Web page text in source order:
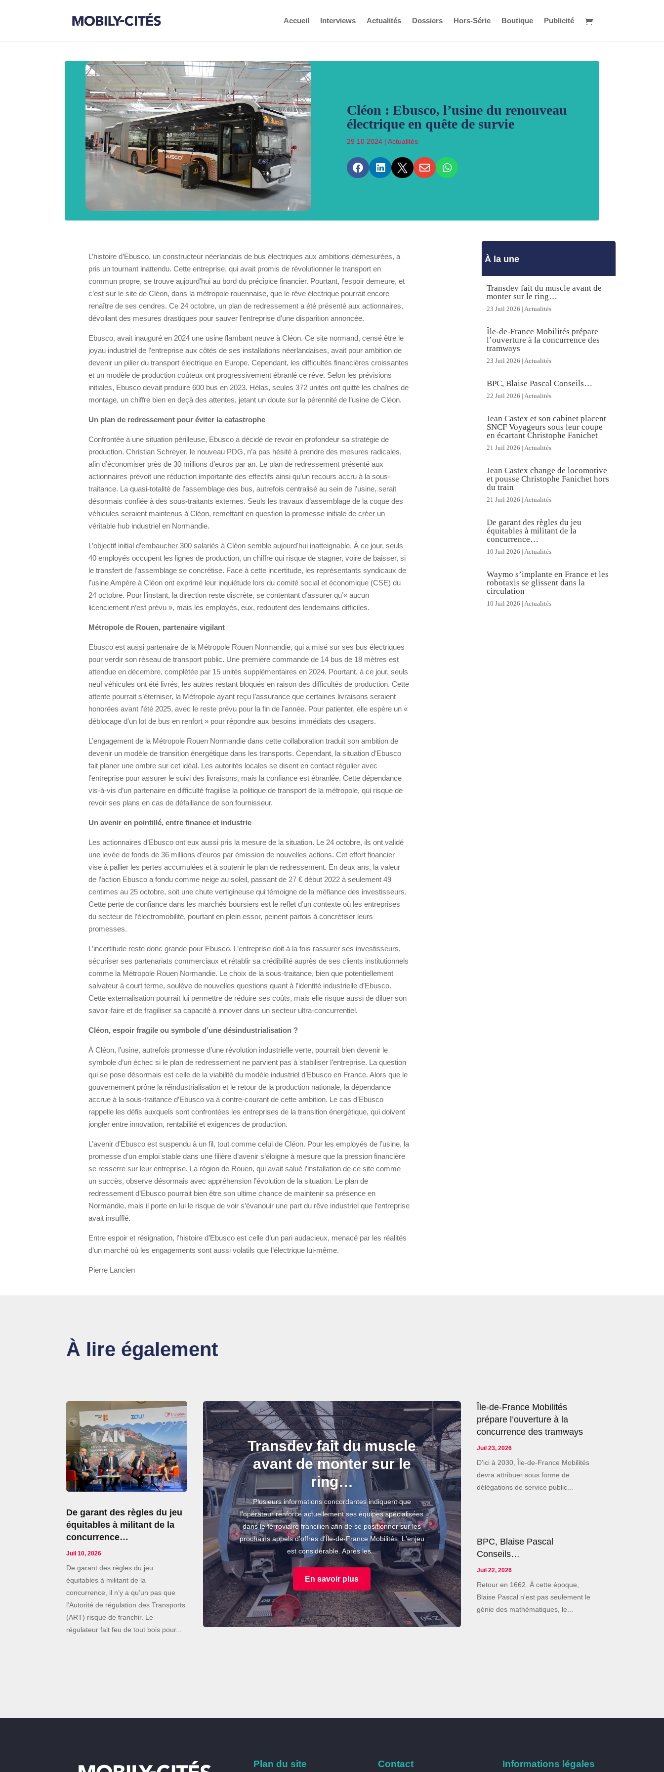
Accueil Interviews Actualités Dossiers Hors-Série Boutique Publicité
Cléon : Ebusco, l’usine du renouveau
électrique en quête de survie
29 10 2024| Actualités
    
L’histoire d’Ebusco, un constructeur néerlandais de bus électriques aux ambitions démesurées, a
pris un tournant inattendu. Cette entreprise, qui avait promis de révolutionner le transport en
commun propre, se trouve aujourd'hui au bord du précipice financier. Pourtant, l’espoir demeure, et
c’est sur le site de Cléon, dans la métropole rouennaise, que le rêve électrique pourrait encore
renaître de ses cendres. Ce 24 octobre, un plan de redressement a été présenté aux actionnaires,
dévoilant des mesures drastiques pour sauver l’entreprise d’une disparition annoncée.
Ebusco, avait inauguré en 2024 une usine flambant neuve à Cléon. Ce site normand, censé être le
joyau industriel de l’entreprise aux côtés de ses installations néerlandaises, avait pour ambition de
devenir un pilier du transport électrique en Europe. Cependant, les difficultés financières croissantes
et un modèle de production coûteux ont progressivement ébranlé ce rêve. Selon les prévisions
initiales, Ebusco devait produire 600 bus en 2023. Hélas, seules 372 unités ont quitté les chaînes de
montage, un chiffre bien en deçà des attentes, jetant un doute sur la pérennité de l’usine de Cléon.
Un plan de redressement pour éviter la catastrophe
Confrontée à une situation périlleuse, Ebusco a décidé de revoir en profondeur sa stratégie de
production. Christian Schreyer, le nouveau PDG, n’a pas hésité à prendre des mesures radicales,
afin d’économiser près de 30 millions d’euros par an. Le plan de redressement présenté aux
actionnaires prévoit une réduction importante des effectifs ainsi qu’un recours accru à la sous-
traitance. La quasi-totalité de l’assemblage des bus, autrefois centralisé au sein de l’usine, serait
désormais confiée à des sous-traitants externes. Seuls les travaux d’assemblage de la coque des
véhicules seraient maintenus à Cléon, remettant en question la promesse initiale de créer un
véritable hub industriel en Normandie.
L’objectif initial d’embaucher 300 salariés à Cléon semble aujourd'hui inatteignable. À ce jour, seuls
40 employés occupent les lignes de production, un chiffre qui risque de stagner, voire de baisser, si
le transfert de l’assemblage se concrétise. Face à cette incertitude, les représentants syndicaux de
l’usine Ampère à Cléon ont exprimé leur inquiétude lors du comité social et économique (CSE) du
24 octobre. Pour l’instant, la direction reste discrète, se contentant d’assurer qu’« aucun
licenciement n’est prévu », mais les employés, eux, redoutent des lendemains difficiles.
Métropole de Rouen, partenaire vigilant
Ebusco est aussi partenaire de la Métropole Rouen Normandie, qui a misé sur ses bus électriques
pour verdir son réseau de transport public. Une première commande de 14 bus de 18 mètres est
attendue en décembre, complétée par 15 unités supplémentaires en 2024. Pourtant, à ce jour, seuls
neuf véhicules ont été livrés, les autres restant bloqués en raison des difficultés de production. Cette
attente pourrait s’éterniser, la Métropole ayant reçu l’assurance que certaines livraisons seraient
honorées avant l’été 2025, avec le reste prévu pour la fin de l’année. Pour patienter, elle espère un «
déblocage d’un lot de bus en renfort » pour répondre aux besoins immédiats des usagers.
L’engagement de la Métropole Rouen Normandie dans cette collaboration traduit son ambition de
devenir un modèle de transition énergétique dans les transports. Cependant, la situation d’Ebusco
fait planer une ombre sur cet idéal. Les autorités locales se disent en contact régulier avec
l’entreprise pour assurer le suivi des livraisons, mais la confiance est ébranlée. Cette dépendance
vis-à-vis d’un partenaire en difficulté fragilise la politique de transport de la métropole, qui risque de
revoir ses plans en cas de défaillance de son fournisseur.
Un avenir en pointillé, entre finance et industrie
Les actionnaires d’Ebusco ont eux aussi pris la mesure de la situation. Le 24 octobre, ils ont validé
une levée de fonds de 36 millions d’euros par émission de nouvelles actions. Cet effort financier
vise à pallier les pertes accumulées et à soutenir le plan de redressement. En deux ans, la valeur
de l’action Ebusco a fondu comme neige au soleil, passant de 27 € début 2022 à seulement 49
centimes au 25 octobre, soit une chute vertigineuse qui témoigne de la méfiance des investisseurs.
Cette perte de confiance dans les marchés boursiers est le reflet d’un contexte où les entreprises
du secteur de l’électromobilité, pourtant en plein essor, peinent parfois à concrétiser leurs
promesses.
L’incertitude reste donc grande pour Ebusco. L’entreprise doit à la fois rassurer ses investisseurs,
sécuriser ses partenariats commerciaux et rétablir sa crédibilité auprès de ses clients institutionnels
comme la Métropole Rouen Normandie. Le choix de la sous-traitance, bien que potentiellement
salvateur à court terme, soulève de nouvelles questions quant à l’identité industrielle d’Ebusco.
Cette externalisation pourrait lui permettre de réduire ses coûts, mais elle risque aussi de diluer son
savoir-faire et de fragiliser sa capacité à innover dans un secteur ultra-concurrentiel.
Cléon, espoir fragile ou symbole d’une désindustrialisation ?
À Cléon, l’usine, autrefois promesse d’une révolution industrielle verte, pourrait bien devenir le
symbole d’un échec si le plan de redressement ne parvient pas à stabiliser l’entreprise. La question
qui se pose désormais est celle de la viabilité du modèle industriel d’Ebusco en France. Alors que le
gouvernement prône la réindustrialisation et le retour de la production nationale, la dépendance
accrue à la sous-traitance d’Ebusco va à contre-courant de cette ambition. Le cas d’Ebusco
rappelle les défis auxquels sont confrontées les entreprises de la transition énergétique, qui doivent
jongler entre innovation, rentabilité et exigences de production.
L’avenir d’Ebusco est suspendu à un fil, tout comme celui de Cléon. Pour les employés de l’usine, la
promesse d’un emploi stable dans une filière d’avenir s’éloigne à mesure que la pression financière
se resserre sur leur entreprise. La région de Rouen, qui avait salué l’installation de ce site comme
un succès, observe désormais avec appréhension l’évolution de la situation. Le plan de
redressement d’Ebusco pourrait bien être son ultime chance de maintenir sa présence en
Normandie, mais il porte en lui le risque de voir s’évanouir une part du rêve industriel que l’entreprise
avait insufflé.
Entre espoir et résignation, l’histoire d’Ebusco est celle d’un pari audacieux, menacé par les réalités
d’un marché où les engagements sont aussi volatils que l’électrique lui-même.
Pierre Lancien
À la une
Transdev fait du muscle avant de
monter sur le ring…
23 Juil 2026 | Actualités
Île-de-France Mobilités prépare
l’ouverture à la concurrence des
tramways
23 Juil 2026 | Actualités
BPC, Blaise Pascal Conseils…
22 Juil 2026 | Actualités
Jean Castex et son cabinet placent
SNCF Voyageurs sous leur coupe
en écartant Christophe Fanichet
21 Juil 2026 | Actualités
Jean Castex change de locomotive
et pousse Christophe Fanichet hors
du train
21 Juil 2026 | Actualités
De garant des règles du jeu
équitables à militant de la
concurrence…
10 Juil 2026 | Actualités
Waymo s’implante en France et les
robotaxis se glissent dans la
circulation
10 Juil 2026 | Actualités
À lire également
De garant des règles du jeu
équitables à militant de la
concurrence…
Juil 10, 2026
De garant des règles du jeu
équitables à militant de la
concurrence, il n’y a qu’un pas que
l’Autorité de régulation des Transports
(ART) risque de franchir. Le
régulateur fait feu de tout bois pour...
Transdev fait du muscle
avant de monter sur le
ring…
Plusieurs informations concordantes indiquent que
l'opérateur renforce actuellement ses équipes spécialisées
dans le ferroviaire francilien afin de se positionner sur les
prochains appels d'offres d'Île-de-France Mobilités. L'enjeu
est considérable. Après les...
En savoir plus
Île-de-France Mobilités
prépare l’ouverture à la
concurrence des tramways
Juil 23, 2026
D'ici à 2030, Île-de-France Mobilités
devra attribuer sous forme de
délégations de service public...
BPC, Blaise Pascal
Conseils…
Juil 22, 2026
Retour en 1662. À cette époque,
Blaise Pascal n'est pas seulement le
génie des mathématiques, le...
Plan du site Contact Informations légales